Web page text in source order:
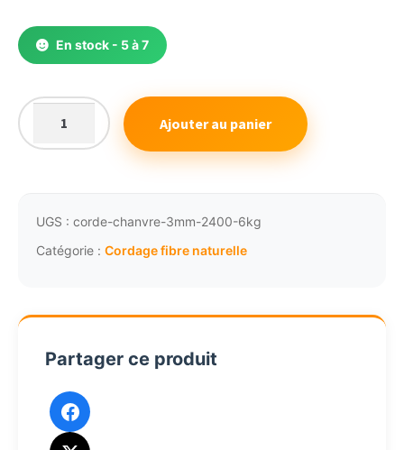
En stock - 5 à 7
quantité
de
torsadé
anthracite
à
Ajouter au panier
UGS : corde-chanvre-3mm-2400-6kg
Catégorie : Cordage fibre naturelle
Partager ce produit